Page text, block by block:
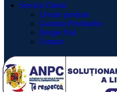
Servicii Clienti
Livrare produse
Garantia Produselor
Despre Noi
Contact